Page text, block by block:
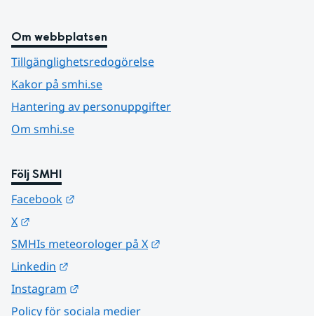
Om webbplatsen
Tillgänglighetsredogörelse
Kakor på smhi.se
Hantering av personuppgifter
Om smhi.se
Följ SMHI
Facebook
X
SMHIs meteorologer på X
Linkedin
Instagram
Policy för sociala medier